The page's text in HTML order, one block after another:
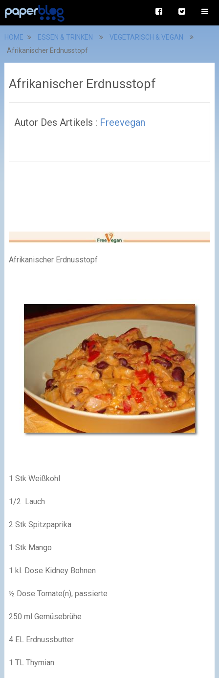
HOME ESSEN & TRINKEN
VEGETARISCH & VEGAN
Afrikanischer Erdnusstopf
Afrikanischer Erdnusstopf
Autor Des Artikels : Freevegan
Afrikanischer Erdnusstopf
1 Stk Weißkohl
1/2 Lauch
2 Stk Spitzpaprika
1 Stk Mango
1 kl. Dose Kidney Bohnen
½ Dose Tomate(n), passierte
250 ml Gemüsebrühe
4 EL Erdnussbutter
1 TL Thymian